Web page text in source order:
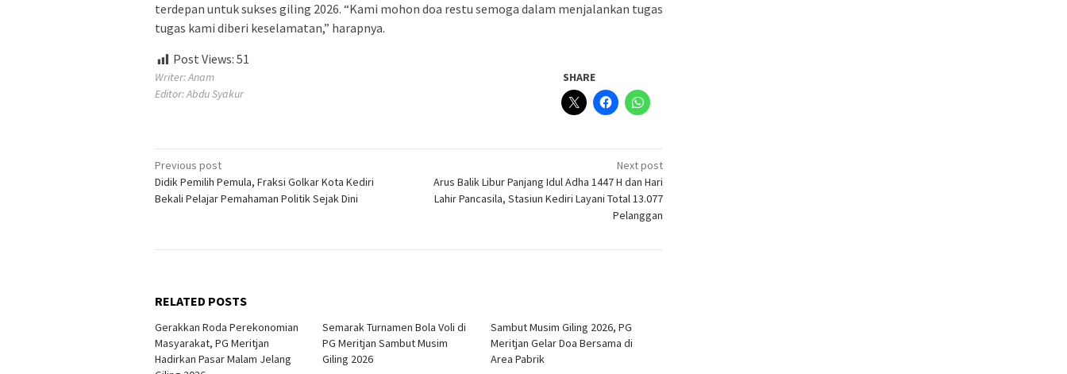
terdepan untuk sukses giling 2026. “Kami mohon doa restu semoga dalam menjalankan tugas
tugas kami diberi keselamatan,” harapnya.
Post Views: 51
Writer: Anam
Editor: Abdu Syakur
SHARE
Post
navigation
Previous post
Didik Pemilih Pemula, Fraksi Golkar Kota Kediri
Bekali Pelajar Pemahaman Politik Sejak Dini
Next post
Arus Balik Libur Panjang Idul Adha 1447 H dan Hari
Lahir Pancasila, Stasiun Kediri Layani Total 13.077
Pelanggan
RELATED POSTS
Gerakkan Roda Perekonomian
Masyarakat, PG Meritjan
Hadirkan Pasar Malam Jelang
Semarak Turnamen Bola Voli di
PG Meritjan Sambut Musim
Giling 2026
Sambut Musim Giling 2026, PG
Meritjan Gelar Doa Bersama di
Area Pabrik